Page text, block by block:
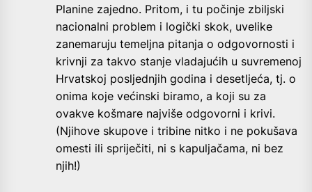
Planine zajedno. Pritom, i tu počinje zbiljski
nacionalni problem i logički skok, uvelike
zanemaruju temeljna pitanja o odgovornosti i
krivnji za takvo stanje vladajućih u suvremenoj
Hrvatskoj posljednjih godina i desetljeća, tj. o
onima koje većinski biramo, a koji su za
ovakve košmare najviše odgovorni i krivi.
(Njihove skupove i tribine nitko i ne pokušava
omesti ili spriječiti, ni s kapuljačama, ni bez
njih!)